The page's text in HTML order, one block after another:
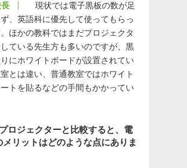
現状では電子黒板の数が足
、英語科に優先して使ってもらっ
ほかの教科ではまだプロジェクタ
ている先生方も多いのですが、黒
にホワイトボードが設置されてい
とは違い、普通教室ではホワイト
トを貼るなどの手間もかかってい
プロジェクターと比較すると、電
メリットはどのような点にありま